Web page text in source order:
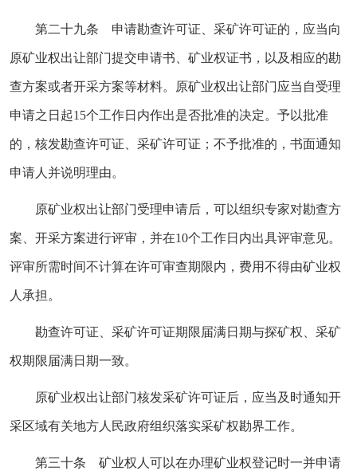
第二十九条 申请勘查许可证、采矿许可证的，应当向
原矿业权出让部门提交申请书、矿业权证书，以及相应的勘
查方案或者开采方案等材料。原矿业权出让部门应当自受理
申请之日起15个工作日内作出是否批准的决定。予以批准
的，核发勘查许可证、采矿许可证；不予批准的，书面通知
申请人并说明理由。
原矿业权出让部门受理申请后，可以组织专家对勘查方
案、开采方案进行评审，并在10个工作日内出具评审意见。
评审所需时间不计算在许可审查期限内，费用不得由矿业权
人承担。
勘查许可证、采矿许可证期限届满日期与探矿权、采矿
权期限届满日期一致。
原矿业权出让部门核发采矿许可证后，应当及时通知开
采区域有关地方人民政府组织落实采矿权勘界工作。
第三十条 矿业权人可以在办理矿业权登记时一并申请